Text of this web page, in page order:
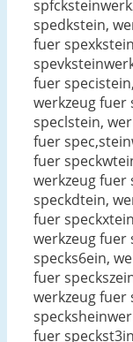
spedkstein,
fuer
fuer
werkzeug fuer
speclstein,
fuer
fuer
werkzeug fuer
speckdtein,
fuer
werkzeug fuer
specks6ein,
fuer
werkzeug fuer
fuer